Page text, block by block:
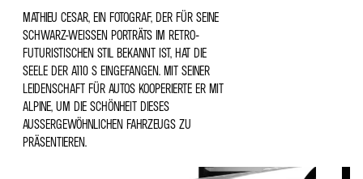
MATHIEU CESAR, EIN FOTOGRAF, DER FÜR SEINE
SCHWARZ-WEISSEN PORTRÄTS IM RETRO-F
UTURISTISCHEN STIL BEKANNT IST, HAT DIE S
EELE DER A110 S EINGEFANGEN. MIT SEINER L
EIDENSCHAFT FÜR AUTOS KOOPERIERTE ER MIT A
LPINE, UM DIE SCHÖNHEIT DIESES A
USSERGEWÖHNLICHEN FAHRZEUGS ZU PR
ÄSENTIEREN.